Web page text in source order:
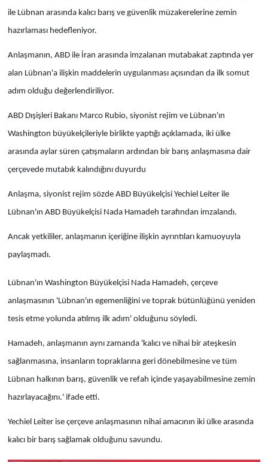
ile Lübnan arasında kalıcı barış ve güvenlik müzakerelerine zemin
hazırlaması hedefleniyor.
Anlaşmanın, ABD ile İran arasında imzalanan mutabakat zaptında yer
alan Lübnan'a ilişkin maddelerin uygulanması açısından da ilk somut
adım olduğu değerlendiriliyor.
ABD Dışişleri Bakanı Marco Rubio, siyonist rejim ve Lübnan'ın
Washington büyükelçileriyle birlikte yaptığı açıklamada, iki ülke
arasında aylar süren çatışmaların ardından bir barış anlaşmasına dair
çerçevede mutabık kalındığını duyurdu
Anlaşma, siyonist rejim sözde ABD Büyükelçisi Yechiel Leiter ile
Lübnan'ın ABD Büyükelçisi Nada Hamadeh tarafından imzalandı.
Ancak yetkililer, anlaşmanın içeriğine ilişkin ayrıntıları kamuoyuyla
paylaşmadı.
Lübnan'ın Washington Büyükelçisi Nada Hamadeh, çerçeve
anlaşmasının 'Lübnan'ın egemenliğini ve toprak bütünlüğünü yeniden
tesis etme yolunda atılmış ilk adım' olduğunu söyledi.
Hamadeh, anlaşmanın aynı zamanda 'kalıcı ve nihai bir ateşkesin
sağlanmasına, insanların topraklarına geri dönebilmesine ve tüm
Lübnan halkının barış, güvenlik ve refah içinde yaşayabilmesine zemin
hazırlayacağını.' ifade etti.
Yechiel Leiter ise çerçeve anlaşmasının nihai amacının iki ülke arasında
kalıcı bir barış sağlamak olduğunu savundu.